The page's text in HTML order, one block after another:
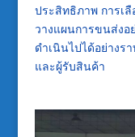
ประสิทธิภาพ การเ
วางแผนการขนส่งอ
ดำเนินไปได้อย่างร
และผู้รับสินค้า